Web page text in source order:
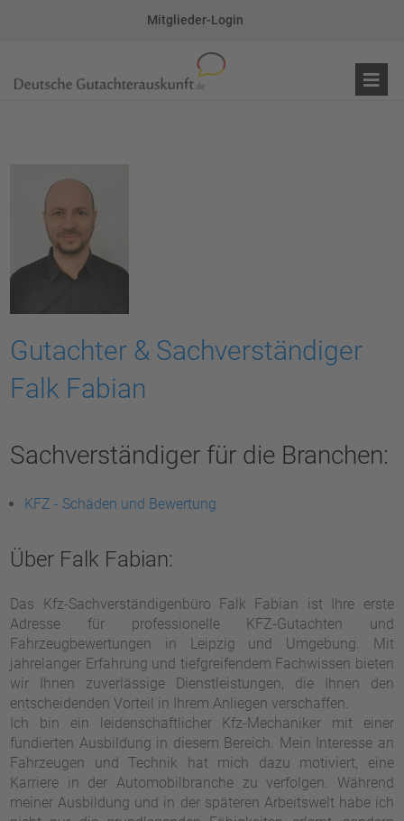
Mitglieder-Login
Gutachter & Sachverständiger
Falk Fabian
Sachverständiger für die Branchen:
KFZ - Schäden und Bewertung
Über Falk Fabian:
Das Kfz-Sachverständigenbüro Falk Fabian ist Ihre erste
Adresse für professionelle KFZ-Gutachten und
Fahrzeugbewertungen in Leipzig und Umgebung. Mit
jahrelanger Erfahrung und tiefgreifendem Fachwissen bieten
wir Ihnen zuverlässige Dienstleistungen, die Ihnen den
entscheidenden Vorteil in Ihrem Anliegen verschaffen.
Ich bin ein leidenschaftlicher Kfz-Mechaniker mit einer
fundierten Ausbildung in diesem Bereich. Mein Interesse an
Fahrzeugen und Technik hat mich dazu motiviert, eine
Karriere in der Automobilbranche zu verfolgen. Während
meiner Ausbildung und in der späteren Arbeitswelt habe ich